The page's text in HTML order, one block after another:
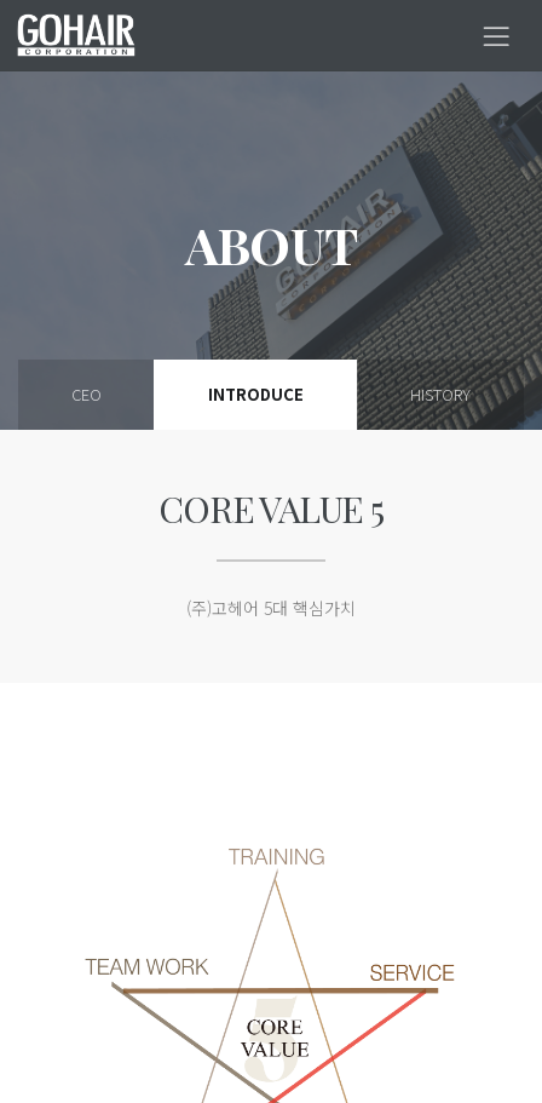
ABOUT
CEO INTRODUCE HISTORY
CORE VALUE 5
(주)고헤어 5대 핵심가치